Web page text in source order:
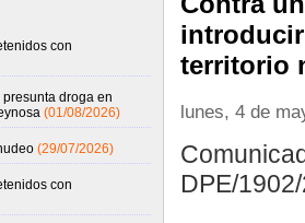
con
droga en
(01/08/2026)
(29/07/2026)
con
territorio
lunes, 4 de
DPE/